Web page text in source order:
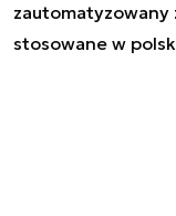
zautomatyzowany
stosowane w